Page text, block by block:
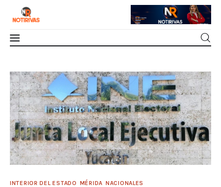
Defensa del INE es histórica señala
Alcalde de Mérida
0 Comments SHARE POST
Mérida
Interior del Estado
Economía
Finanzas
INTERIOR DEL ESTADO MÉRIDA NACIONALES